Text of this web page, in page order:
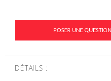
POSER UNE
DÉTAILS :